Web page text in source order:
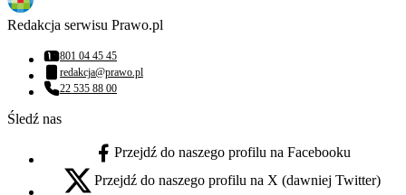
Redakcja serwisu Prawo.pl
Numer telefonu:
801 04 45 45
Adres email:
redakcja@prawo.pl
Numer telefonu:
22 535 88 00
Śledź nas
facebook - otwiera się w nowej karcie
Przejdź do naszego profilu na Facebooku
x - otwiera się w nowej karcie
Przejdź do naszego profilu na X (dawniej Twitter)